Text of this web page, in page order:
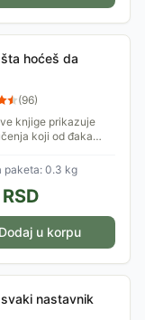
hoćeš da
(96)
knjige prikazuje
koji od đaka
tekstove.
paketa: 0.3 kg
RSD
Dodaj u korpu
nastavnik